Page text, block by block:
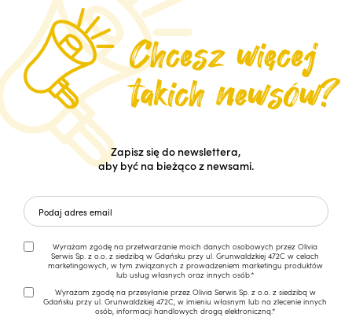
Zapisz się do newslettera,
aby być na bieżąco z newsami.
Wyrażam zgodę na przetwarzanie moich danych osobowych przez Olivia
Serwis Sp. z o.o. z siedzibą w Gdańsku przy ul. Grunwaldzkiej 472C w celach
marketingowych, w tym związanych z prowadzeniem marketingu produktów
lub usług własnych oraz innych osób.*
Wyrażam zgodę na przesyłanie przez Olivia Serwis Sp. z o.o. z siedzibą w
Gdańsku przy ul. Grunwaldzkiej 472C, w imieniu własnym lub na zlecenie innych
osób, informacji handlowych drogą elektroniczną.*